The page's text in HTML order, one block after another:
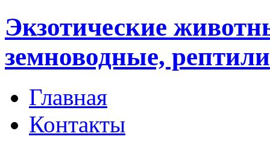
Экзотические
земноводные,
Главная
Контакты